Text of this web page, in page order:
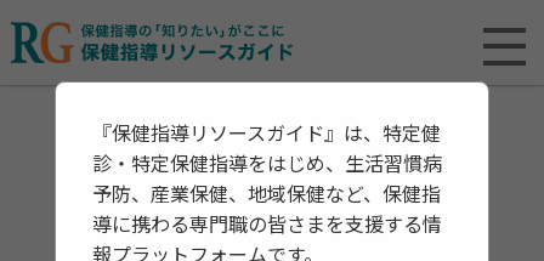
『保健指導リソースガイド』は、特定健
診・特定保健指導をはじめ、生活習慣病
予防、産業保健、地域保健など、保健指
導に携わる専門職の皆さまを支援する情
報プラットフォームです。